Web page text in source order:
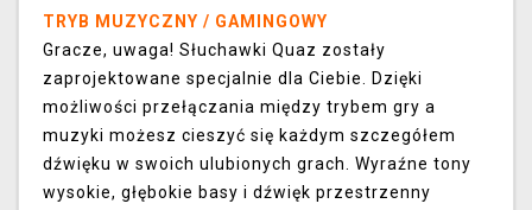
TRYB MUZYCZNY / GAMINGOWY
Gracze, uwaga! Słuchawki Quaz zostały
zaprojektowane specjalnie dla Ciebie. Dzięki
możliwości przełączania między trybem gry a
muzyki możesz cieszyć się każdym szczegółem
dźwięku w swoich ulubionych grach. Wyraźne tony
wysokie, głębokie basy i dźwięk przestrzenny